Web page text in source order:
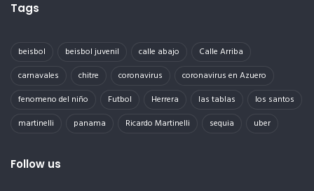
Tags
beisbol beisbol juvenil calle abajo
Calle Arriba
carnavales
chitre coronavirus
coronavirus en Azuero
fenomeno del niño
Futbol Herrera las tablas
los santos
martinelli
panama Ricardo Martinelli sequia uber
Follow us